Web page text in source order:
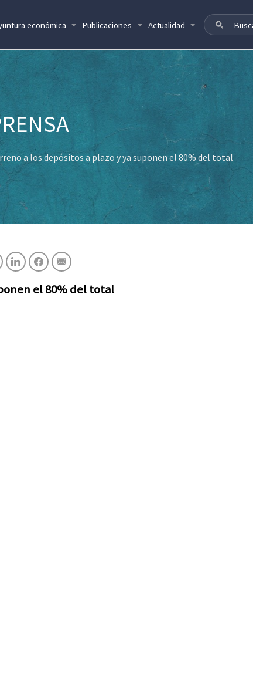
económica Publicaciones Actualidad
a los depósitos a plazo y ya suponen el 80% del total
el 80% del total